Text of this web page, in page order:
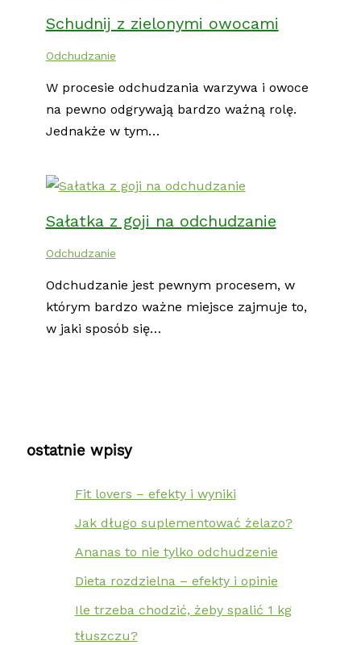
Schudnij z zielonymi owocami
Odchudzanie
W procesie odchudzania warzywa i owoce
na pewno odgrywają bardzo ważną rolę.
Jednakże w tym…
Sałatka z goji na odchudzanie
Odchudzanie
Odchudzanie jest pewnym procesem, w
którym bardzo ważne miejsce zajmuje to,
w jaki sposób się…
ostatnie wpisy
Fit lovers – efekty i wyniki
Jak długo suplementować żelazo?
Ananas to nie tylko odchudzenie
Dieta rozdzielna – efekty i opinie
Ile trzeba chodzić, żeby spalić 1 kg
tłuszczu?